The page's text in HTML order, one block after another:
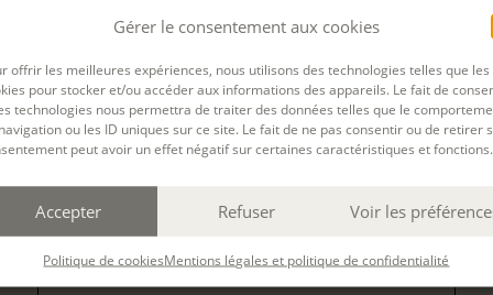
Gérer le consentement aux cookies
offrir les meilleures expériences, nous utilisons des technologies telles que les
pour stocker et/ou accéder aux informations des appareils. Le fait de
technologies nous permettra de traiter des données telles que le
ou les ID uniques sur ce site. Le fait de ne pas consentir ou de retirer
peut avoir un effet négatif sur certaines caractéristiques et fonctions.
Accepter Refuser Voir les
Politique de cookiesMentions légales et politique de confidentialité
(Durée
session de formation est terminée.